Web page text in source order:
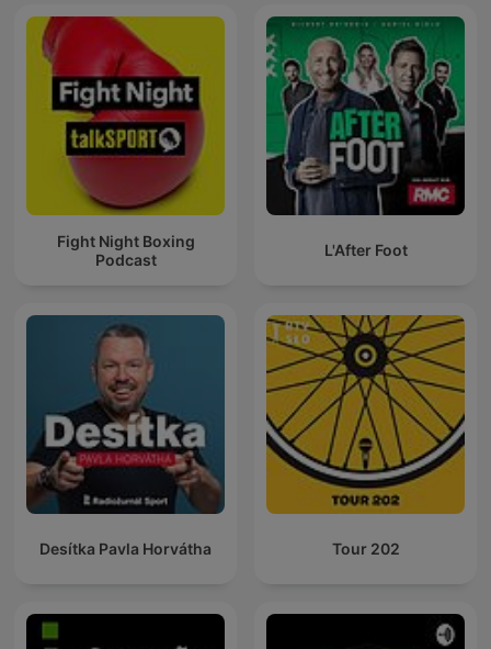
Fight Night Boxing
Podcast
L'After Foot
Desítka Pavla Horvátha Tour 202